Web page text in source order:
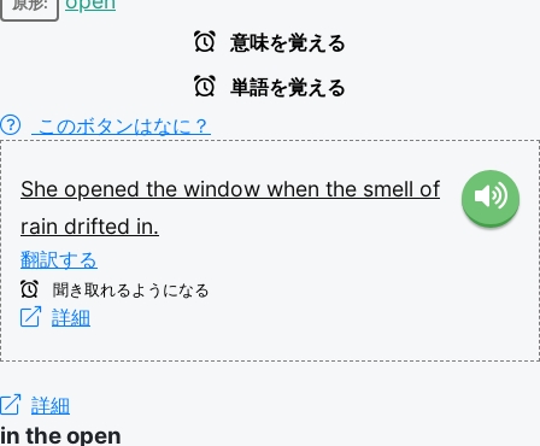
意味を覚える
単語を覚える
このボタンはなに？
She opened the window when the smell of
rain drifted in.
翻訳する
聞き取れるようになる
詳細
詳細
in the open